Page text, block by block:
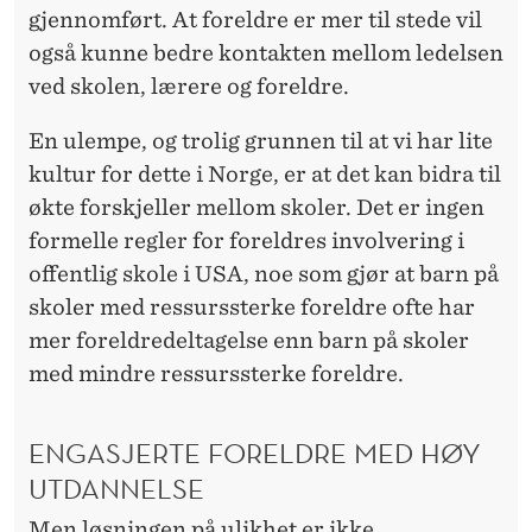
gjennomført. At foreldre er mer til stede vil
også kunne bedre kontakten mellom ledelsen
ved skolen, lærere og foreldre.
En ulempe, og trolig grunnen til at vi har lite
kultur for dette i Norge, er at det kan bidra til
økte forskjeller mellom skoler. Det er ingen
formelle regler for foreldres involvering i
offentlig skole i USA, noe som gjør at barn på
skoler med ressurssterke foreldre ofte har
mer foreldredeltagelse enn barn på skoler
med mindre ressurssterke foreldre.
ENGASJERTE FORELDRE MED HØY
UTDANNELSE